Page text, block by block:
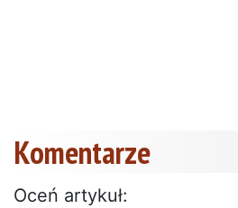
Komentarze
Oceń artykuł: